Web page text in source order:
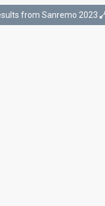
3rd night
from Sanremo 2023